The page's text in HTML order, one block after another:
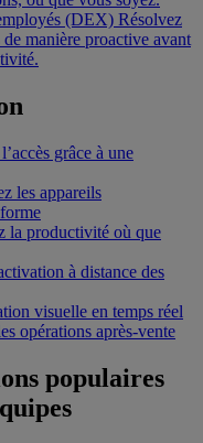
(DEX) Résolvez
manière proactive avant
grâce à une
les appareils
la productivité où que
à distance des
visuelle en temps réel
opérations après-vente
populaires